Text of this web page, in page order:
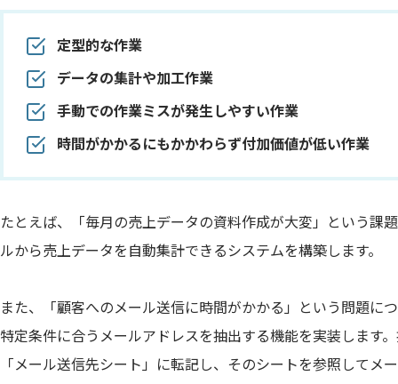
定型的な作業
データの集計や加工作業
手動での作業ミスが発生しやすい作業
時間がかかるにもかかわらず付加価値が低い作業
たとえば、「毎月の売上データの資料作成が大変」という課
ルから売上データを自動集計できるシステムを構築します。
また、「顧客へのメール送信に時間がかかる」という問題に
特定条件に合うメールアドレスを抽出する機能を実装します
「メール送信先シート」に転記し、そのシートを参照してメ